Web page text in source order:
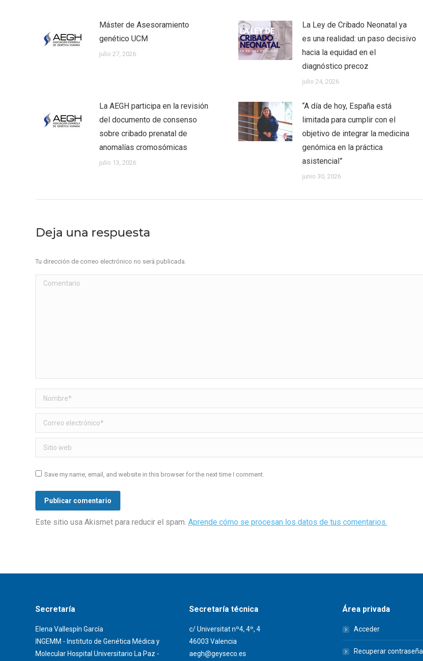
Máster de Asesoramiento
genético UCM
julio 27, 2026
La Ley de Cribado Neonatal ya
es una realidad: un paso decisivo
hacia la equidad en el
diagnóstico precoz
julio 24, 2026
La AEGH participa en la revisión
del documento de consenso
sobre cribado prenatal de
anomalías cromosómicas
julio 13, 2026
“A día de hoy, España está
limitada para cumplir con el
objetivo de integrar la medicina
genómica en la práctica
asistencial”
junio 30, 2026
Deja una respuesta
Tu dirección de correo electrónico no será publicada.
Comentario
Nombre *
Correo electrónico *
Sitio web
Save my name, email, and website in this browser for the next time I comment.
Publicar comentario
Este sitio usa Akismet para reducir el spam. Aprende cómo se procesan los datos de tus comentarios.
Secretaría
Elena Vallespín García
INGEMM - Instituto de Genética Médica y
Molecular Hospital Universitario La Paz -
Secretaría técnica
c/ Universitat nº4, 4º, 4
46003 Valencia
aegh@geyseco.es
Área privada
Acceder
Recuperar contraseña